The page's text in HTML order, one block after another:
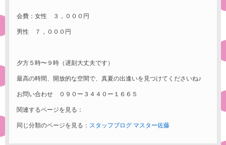
会費：女性 ３，０００円
男性 ７，０００円
夕方５時〜９時（遅刻大丈夫です）
最高の時間、開放的な空間で、真夏の出逢いを見つけてくださいね♪
お問い合わせ ０９０ー３４４０ー１６６５
関連するページを見る：
同じ分類のページを見る： スタッフブログ マスター佐藤